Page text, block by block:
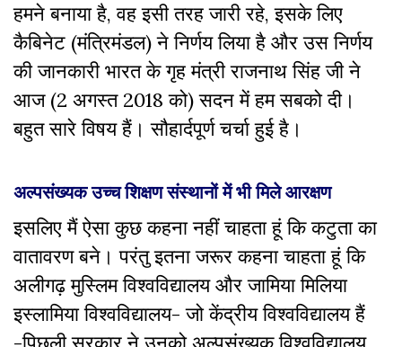
हमने बनाया है, वह इसी तरह जारी रहे, इसके लिए
कैबिनेट (मंत्रिमंडल) ने निर्णय लिया है और उस निर्णय
की जानकारी भारत के गृह मंत्री राजनाथ सिंह जी ने
आज (2 अगस्त 2018 को) सदन में हम सबको दी।
बहुत सारे विषय हैं। सौहार्दपूर्ण चर्चा हुई है।
अल्पसंख्यक उच्च शिक्षण संस्थानों में भी मिले आरक्षण
इसलिए मैं ऐसा कुछ कहना नहीं चाहता हूं कि कटुता का
वातावरण बने। परंतु इतना जरूर कहना चाहता हूं कि
अलीगढ़ मुस्लिम विश्वविद्यालय और जामिया मिलिया
इस्लामिया विश्वविद्यालय- जो केंद्रीय विश्वविद्यालय हैं